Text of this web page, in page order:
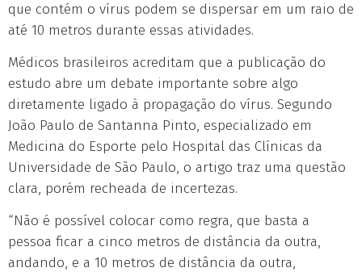
que contém o vírus podem se dispersar em um raio de
até 10 metros durante essas atividades.
Médicos brasileiros acreditam que a publicação do
estudo abre um debate importante sobre algo
diretamente ligado à propagação do vírus. Segundo
João Paulo de Santanna Pinto, especializado em
Medicina do Esporte pelo Hospital das Clínicas da
Universidade de São Paulo, o artigo traz uma questão
clara, porém recheada de incertezas.
“Não é possível colocar como regra, que basta a
pessoa ficar a cinco metros de distância da outra,
andando, e a 10 metros de distância da outra,